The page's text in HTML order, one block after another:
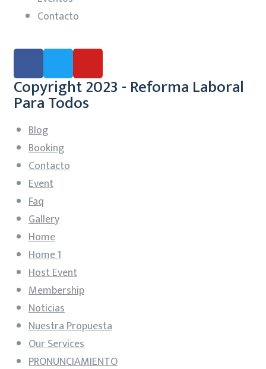
Contacto
Copyright 2023 - Reforma Laboral
Para Todos
Blog
Booking
Contacto
Event
Faq
Gallery
Home
Home 1
Host Event
Membership
Noticias
Nuestra Propuesta
Our Services
PRONUNCIAMIENTO